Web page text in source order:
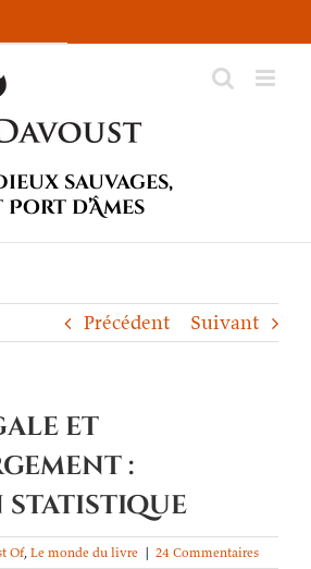
sauvages,
d’Âmes
Précédent Suivant
et
:
statistique
Of, Le monde du livre | 24 Commentaires